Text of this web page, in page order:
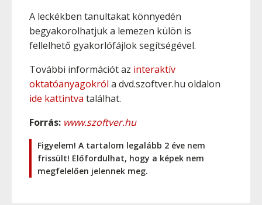
A leckékben tanultakat könnyedén
begyakorolhatjuk a lemezen külön is
fellelhető gyakorlófájlok segítségével.
További információt az interaktív
oktatóanyagokról a dvd.szoftver.hu oldalon
ide kattintva találhat.
Forrás: www.szoftver.hu
Figyelem! A tartalom legalább 2 éve nem
frissült! Előfordulhat, hogy a képek nem
megfelelően jelennek meg.